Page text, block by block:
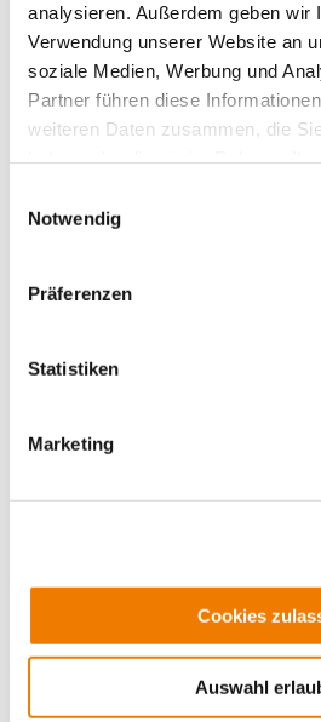
analysieren. Außerdem geben wir
Verwendung unserer Website an
soziale Medien, Werbung und
Partner führen diese
weiteren Daten zusammen, die
Notwendig
Präferenzen
Statistiken
Marketing
Cookies
Auswahl
2,5 VA / Klasse 1